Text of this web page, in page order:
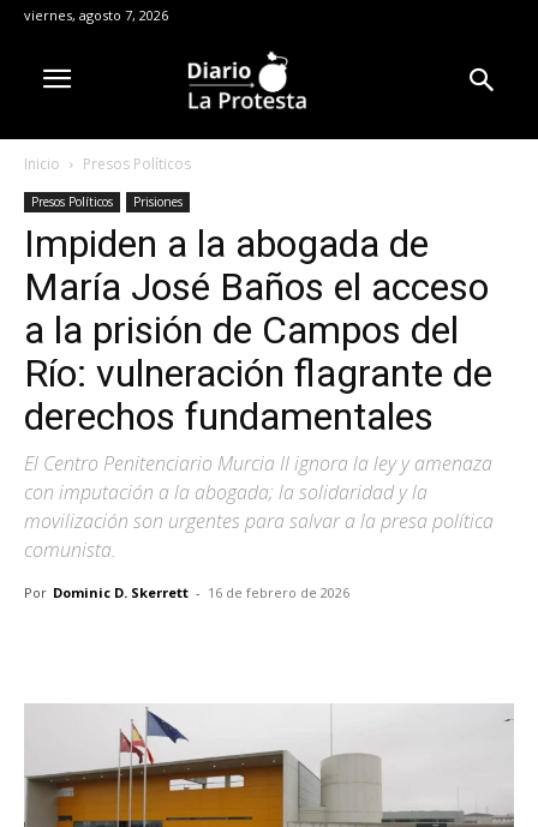
viernes, agosto 7, 2026
Inicio Presos Políticos
Presos Políticos Prisiones
Impiden a la abogada de
María José Baños el acceso
a la prisión de Campos del
Río: vulneración flagrante de
derechos fundamentales
El Centro Penitenciario Murcia II ignora la ley y amenaza
con imputación a la abogada; la solidaridad y la
movilización son urgentes para salvar a la presa política
comunista.
Por Dominic D. Skerrett - 16 de febrero de 2026